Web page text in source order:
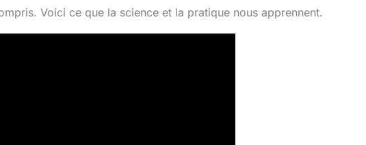
Voici ce que la science et la pratique nous apprennent.